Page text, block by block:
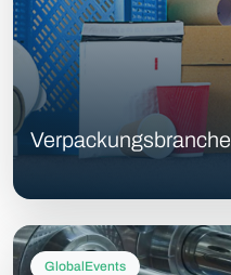
Verpackungsbranche
GlobalEvents